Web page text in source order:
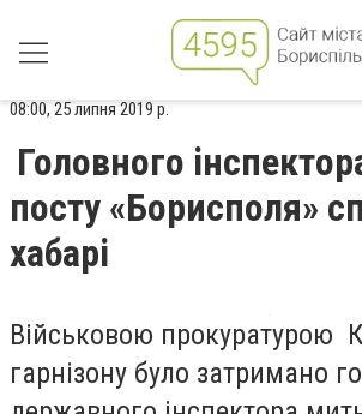
08:00, 25 липня 2019 р.
Головного
посту «Борисполя»
хабарі
Військовою прокуратурою
гарнізону було затримано